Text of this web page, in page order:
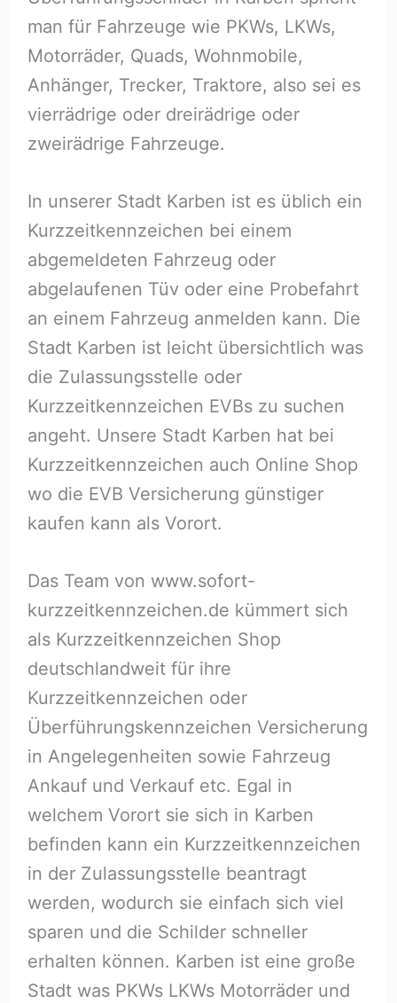
man für Fahrzeuge wie PKWs, LKWs,
Motorräder, Quads, Wohnmobile,
Anhänger, Trecker, Traktore, also sei es
vierrädrige oder dreirädrige oder
zweirädrige Fahrzeuge.
In unserer Stadt Karben ist es üblich ein
Kurzzeitkennzeichen bei einem
abgemeldeten Fahrzeug oder
abgelaufenen Tüv oder eine Probefahrt
an einem Fahrzeug anmelden kann. Die
Stadt Karben ist leicht übersichtlich was
die Zulassungsstelle oder
Kurzzeitkennzeichen EVBs zu suchen
angeht. Unsere Stadt Karben hat bei
Kurzzeitkennzeichen auch Online Shop
wo die EVB Versicherung günstiger
kaufen kann als Vorort.
Das Team von www.sofort-
kurzzeitkennzeichen.de kümmert sich
als Kurzzeitkennzeichen Shop
deutschlandweit für ihre
Kurzzeitkennzeichen oder
Überführungskennzeichen Versicherung
in Angelegenheiten sowie Fahrzeug
Ankauf und Verkauf etc. Egal in
welchem Vorort sie sich in Karben
befinden kann ein Kurzzeitkennzeichen
in der Zulassungsstelle beantragt
werden, wodurch sie einfach sich viel
sparen und die Schilder schneller
erhalten können. Karben ist eine große
Stadt was PKWs LKWs Motorräder und